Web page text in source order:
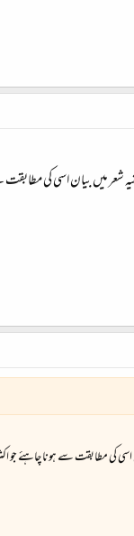
شعر میں بیان اسی کی مطابقت
کی مطابقت سے ہونا چاہئے جو